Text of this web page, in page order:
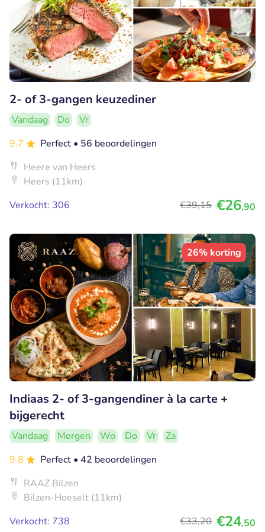
2- of 3-gangen keuzediner
Vandaag Do
Vr
9.7
Perfect • 56 beoordelingen
Heere van Heers
Heers (11km)
Verkocht: 306
€39,15 €26,90
26% korting
Indiaas 2- of 3-gangendiner à la carte +
bijgerecht
Vandaag Morgen Wo Do Vr
Za
9.8
Perfect • 42 beoordelingen
RAAZ Bilzen
Bilzen-Hoeselt (11km)
Verkocht: 738
€33,20 €24,50